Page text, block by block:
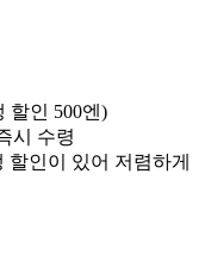
할인 500엔)
시 수령
할인이 있어 저렴하게